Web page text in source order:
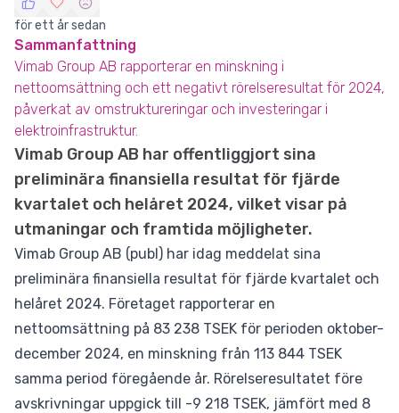
för ett år sedan
Sammanfattning
Vimab Group AB rapporterar en minskning i
nettoomsättning och ett negativt rörelseresultat för 2024,
påverkat av omstruktureringar och investeringar i
elektroinfrastruktur.
Vimab Group AB har offentliggjort sina
preliminära finansiella resultat för fjärde
kvartalet och helåret 2024, vilket visar på
utmaningar och framtida möjligheter.
Vimab Group AB (publ) har idag meddelat sina
preliminära finansiella resultat för fjärde kvartalet och
helåret 2024. Företaget rapporterar en
nettoomsättning på 83 238 TSEK för perioden oktober-
december 2024, en minskning från 113 844 TSEK
samma period föregående år. Rörelseresultatet före
avskrivningar uppgick till -9 218 TSEK, jämfört med 8